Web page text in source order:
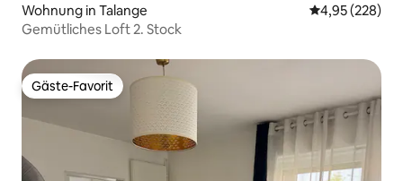
Wohnung in Talange
4,95 (228)
Gemütliches Loft 2. Stock
Gäste-Favorit
Gäste-Favorit